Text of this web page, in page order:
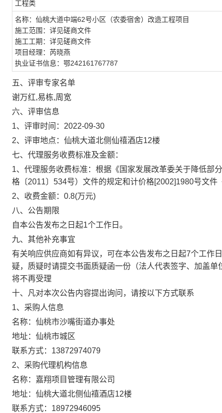
工程类
名称：仙桃大道中端62号小区（农委宿舍）改造工程项目
施工范围：详见磋商文件
施工工期：详见磋商文件
项目经理：芮晓燕
执业证书信息：鄂242161767787
五、评审专家名单
谢万红,易栋,周宽
六、评审信息
1、评审时间： 2022-09-30
2、评审地点： 仙桃大道北侧仙禧酒店12楼
七、代理服务收费标准及金额：
1、代理服务收费标准： 根据《国家发展改革委关于降低部
格〔2011〕534号）文件的规定和计价格[2002]1980号文
2、收费金额： 0.8(万元)
八、公告期限
自本公告发布之日起1个工作日。
九、其他补充事宜
有关响应供应商如有异议，可在本公告发布之日起7个工作
疑，质疑时请提交书面质疑函一份（法人代表签字、加盖
将不再受理
十、凡对本次公告内容提出询问，请按以下方式联系
1、采购人信息
名称： 仙桃市沙嘴街道办事处
地址： 仙桃市城区
联系方式： 13872974079
2、采购代理机构信息
名称： 嘉翔项目管理有限公司
地址： 仙桃大道北侧仙禧酒店12楼
联系方式： 18972946095